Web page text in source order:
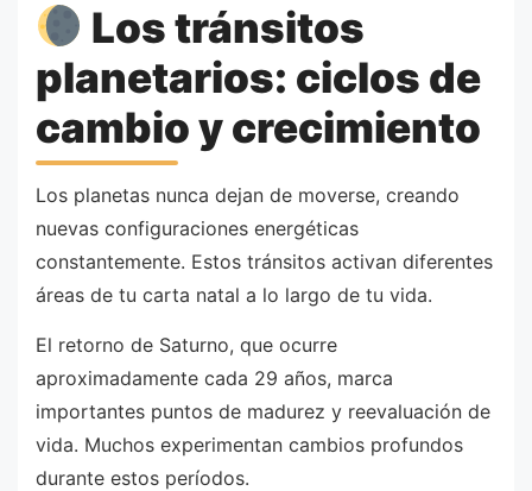
Los tránsitos
planetarios: ciclos de
cambio y crecimiento
Los planetas nunca dejan de moverse, creando
nuevas configuraciones energéticas
constantemente. Estos tránsitos activan diferentes
áreas de tu carta natal a lo largo de tu vida.
El retorno de Saturno, que ocurre
aproximadamente cada 29 años, marca
importantes puntos de madurez y reevaluación de
vida. Muchos experimentan cambios profundos
durante estos períodos.